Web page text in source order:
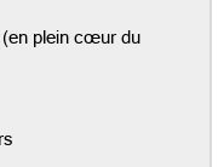
(en plein cœur du